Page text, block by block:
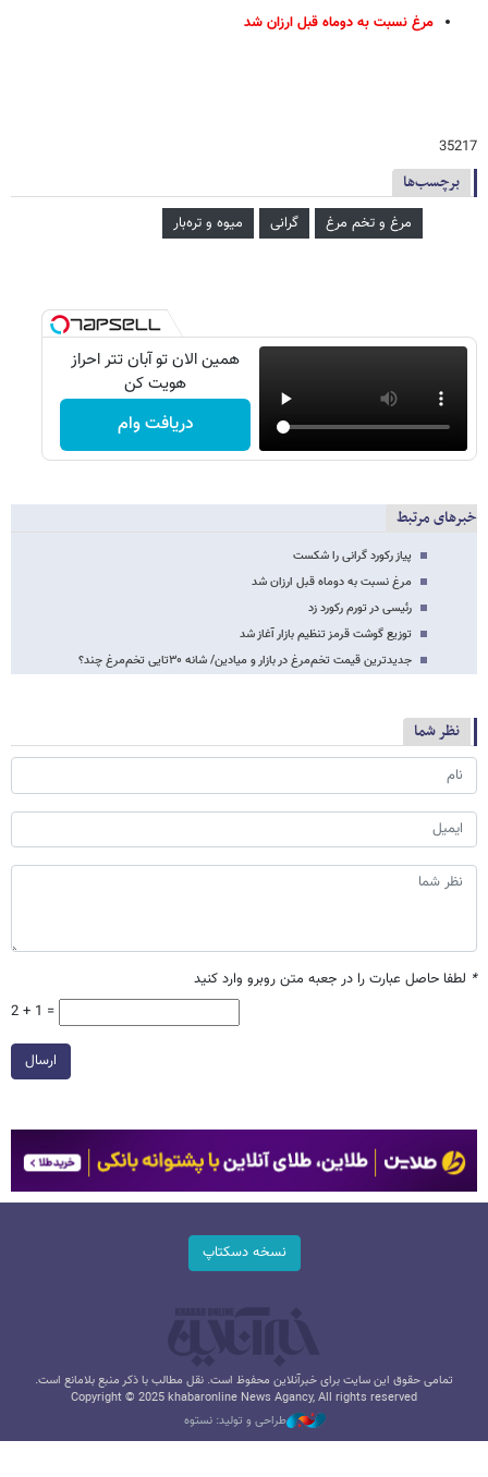
مرغ نسبت به دوماه قبل ارزان شد
35217
برچسب‌ها
مرغ و تخم مرغ گرانی میوه و تره‌بار
همین الان تو آبان تتر احراز
هویت کن
دریافت وام
خبرهای مرتبط
پیاز رکورد گرانی را شکست
مرغ نسبت به دوماه قبل ارزان شد
رئیسی در تورم رکورد زد
توزیع گوشت قرمز تنظیم بازار آغاز شد
جدیدترین قیمت تخم‌مرغ در بازار و میادین/ شانه ۳۰تایی تخم‌مرغ چند؟
نظر شما
* لطفا حاصل عبارت را در جعبه متن روبرو وارد کنید
2 + 1 =
ارسال
نسخه دسکتاپ
تمامی حقوق این سایت برای خبرآنلاین محفوظ است. نقل مطالب با ذکر منبع بلامانع است.
Copyright © 2025 khabaronline News Agancy, All rights reserved
طراحی و تولید: نستوه